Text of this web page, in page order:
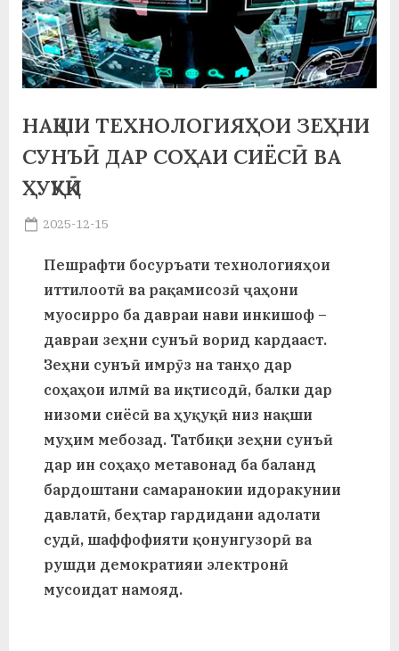
а
н
о
м
и
Х
с
НАҚШИ ТЕХНОЛОГИЯҲОИ ЗЕҲНИ
СУНЪӢ ДАР СОҲАИ СИЁСӢ ВА
ҲУҚУҚӢ
Posted
2025-12-15
Пешрафти босуръати технологияҳои
иттилоотӣ ва рақамисозӣ ҷаҳони
муосирро ба давраи нави инкишоф –
давраи зеҳни сунъӣ ворид кардааст.
Зеҳни сунъӣ имрӯз на танҳо дар
соҳаҳои илмӣ ва иқтисодӣ, балки дар
низоми сиёсӣ ва ҳуқуқӣ низ нақши
муҳим мебозад. Татбиқи зеҳни сунъӣ
дар ин соҳаҳо метавонад ба баланд
бардоштани самаранокии идоракунии
давлатӣ, беҳтар гардидани адолати
судӣ, шаффофияти қонунгузорӣ ва
рушди демократияи электронӣ
мусоидат намояд.